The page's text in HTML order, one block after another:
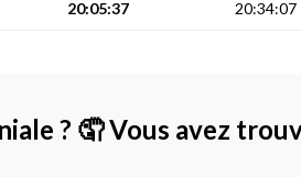
20:05:37 20:34:07
? 🤦 Vous avez